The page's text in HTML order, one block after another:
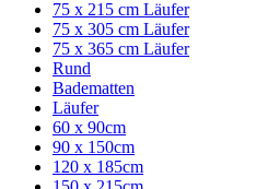
75 x 215 cm Läufer
75 x 305 cm Läufer
75 x 365 cm Läufer
Rund
Badematten
Läufer
60 x 90cm
90 x 150cm
120 x 185cm